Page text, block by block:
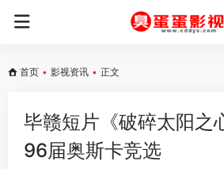
首页 • 影视资讯 • 正文
毕赣短片《破碎太阳之
96届奥斯卡竞选